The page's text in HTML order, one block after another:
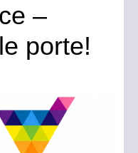
–
porte!